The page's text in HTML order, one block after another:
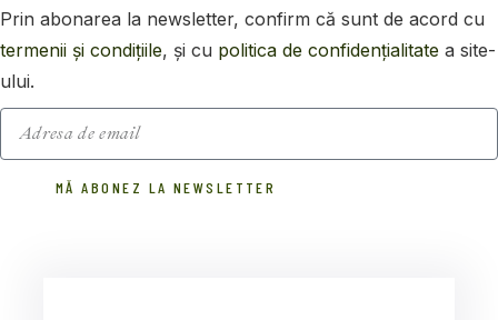
Prin abonarea la newsletter, confirm că sunt de acord cu
termenii și condițiile, și cu politica de confidențialitate a site-
ului.
MĂ ABONEZ LA NEWSLETTER